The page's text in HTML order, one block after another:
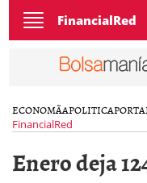
Toggle
navigation
FinancialRed
ECONOMÃ­APOLITICA
FinancialRed
Enero deja